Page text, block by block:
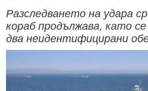
Разследването на удара
кораб продължава, като
два неидентифицирани